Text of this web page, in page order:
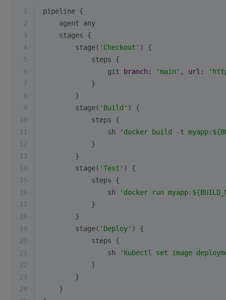
1
pipeline {
2
    agent any
3
    stages {
4
        stage(
'Checkout' ) {
5
            steps {
6
                git
branch: 'main' , url:
7
            }
8
        }
9
        stage(
'Build' ) {
10
            steps {
11
                sh
'docker build -t
12
            }
13
        }
14
        stage(
'Test' ) {
15
            steps {
16
                sh
'docker run
17
            }
18
        }
19
        stage(
'Deploy' ) {
20
            steps {
21
                sh
'kubectl set image
22
            }
23
        }
24
    }